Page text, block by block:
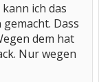
ich das
Dass
dem hat
Nur wegen